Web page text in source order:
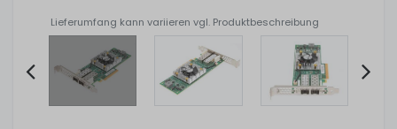
Lieferumfang kann variieren vgl. Produktbeschreibung